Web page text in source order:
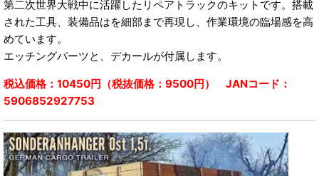
第二次世界大戦中に活躍したリペアトラックのキットです。搭載
された工具、装備品はを細部まで再現し、作業環境の臨場感を高
めています。
エッチングパーツと、デカールが付属します。
税込価格：10450円（税抜価格：9500円） JANコード：
5906852927753